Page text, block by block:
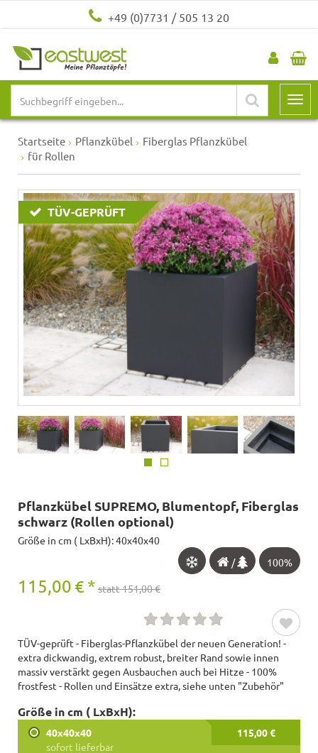
+49 (0)7731 / 505 13 20
Startseite Pflanzkübel
Fiberglas Pflanzkübel
für Rollen
TÜV-GEPRÜFT
Pflanzkübel SUPREMO, Blumentopf, Fiberglas
schwarz (Rollen optional)
Größe in cm ( LxBxH): 40x40x40
100%
/
115,00 € * statt 151,00 €
TÜV-geprüft - Fiberglas-Pflanzkübel der neuen Generation! -
extra dickwandig, extrem robust, breiter Rand sowie innen
massiv verstärkt gegen Ausbauchen auch bei Hitze - 100%
frostfest - Rollen und Einsätze extra, siehe unten "Zubehör"
Größe in cm ( LxBxH):
40x40x40
115,00 €
sofort lieferbar